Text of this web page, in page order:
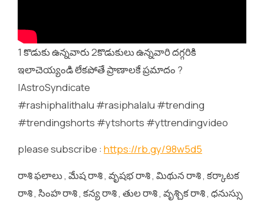
1 కొడుకు ఉన్నవారు 2కొడుకులు ఉన్నవారి దగ్గరికి
ఇలాచెయ్యండి లేకపోతే ప్రాణాలకే ప్రమాదం ?
|AstroSyndicate
#rashiphalithalu #rasiphalalu #trending
#trendingshorts #ytshorts #yttrendingvideo
please subscribe : https://rb.gy/98w5d5
రాశి ఫలాలు , మేష రాశి , వృషభ రాశి , మిథున రాశి , కర్కాటక
రాశి , సింహ రాశి , కన్య రాశి , తుల రాశి , వృశ్చిక రాశి , ధనుస్సు